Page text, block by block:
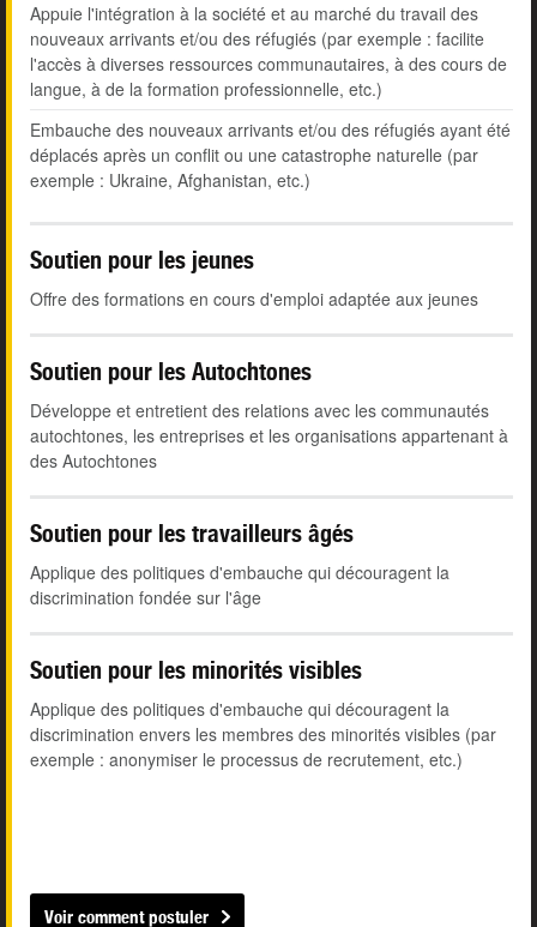
Appuie l'intégration à la société et au marché du travail des
nouveaux arrivants et/ou des réfugiés (par exemple : facilite
l'accès à diverses ressources communautaires, à des cours de
langue, à de la formation professionnelle, etc.)
Embauche des nouveaux arrivants et/ou des réfugiés ayant été
déplacés après un conflit ou une catastrophe naturelle (par
exemple : Ukraine, Afghanistan, etc.)
Soutien pour les jeunes
Offre des formations en cours d'emploi adaptée aux jeunes
Soutien pour les Autochtones
Développe et entretient des relations avec les communautés
autochtones, les entreprises et les organisations appartenant à
des Autochtones
Soutien pour les travailleurs âgés
Applique des politiques d'embauche qui découragent la
discrimination fondée sur l'âge
Soutien pour les minorités visibles
Applique des politiques d'embauche qui découragent la
discrimination envers les membres des minorités visibles (par
exemple : anonymiser le processus de recrutement, etc.)
Voir comment postuler